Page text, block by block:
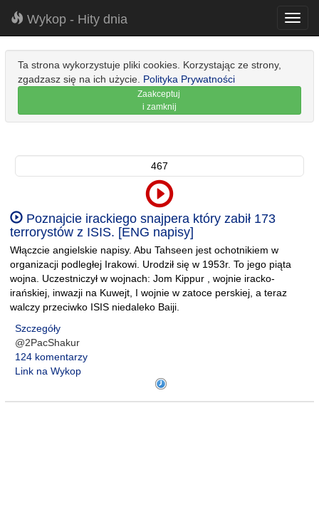
Wykop - Hity dnia
Ta strona wykorzystuje pliki cookies. Korzystając ze strony,
zgadzasz się na ich użycie. Polityka Prywatności
Zaakceptuj
i zamknij
467
Poznajcie irackiego snajpera który zabił 173
terrorystów z ISIS. [ENG napisy]
Włączcie angielskie napisy. Abu Tahseen jest ochotnikiem w
organizacji podległej Irakowi. Urodził się w 1953r. To jego piąta
wojna. Uczestniczył w wojnach: Jom Kippur , wojnie iracko-
irańskiej, inwazji na Kuwejt, I wojnie w zatoce perskiej, a teraz
walczy przeciwko ISIS niedaleko Baiji.
Szczegóły
@2PacShakur
124 komentarzy
Link na Wykop